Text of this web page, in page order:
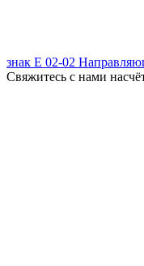
знак Е 02-02
Свяжитесь с нами